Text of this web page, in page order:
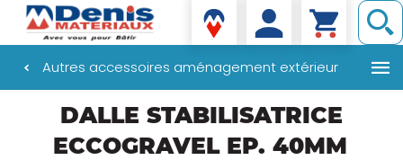
principal
Denis matériaux
Autres accessoires aménagement extérieur
DALLE STABILISATRICE
ECCOGRAVEL EP. 40MM